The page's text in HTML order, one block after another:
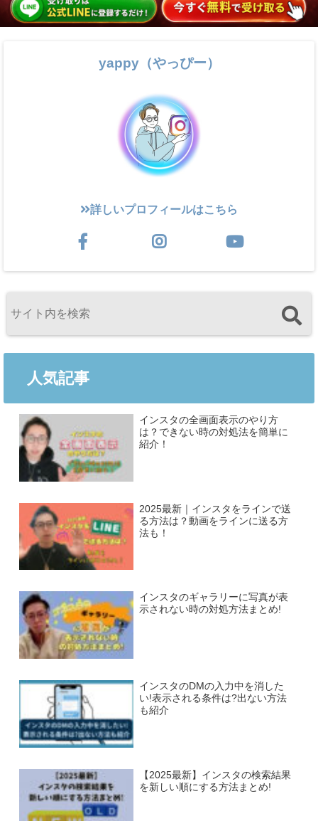
yappy（やっぴー）
詳しいプロフィールはこちら
人気記事
インスタの全画面表示のやり方
は？できない時の対処法を簡単に
紹介！
2025最新｜インスタをラインで送
る方法は？動画をラインに送る方
法も！
インスタのギャラリーに写真が表
示されない時の対処方法まとめ!
インスタのDMの入力中を消した
い!表示される条件は?出ない方法
も紹介
【2025最新】インスタの検索結果
を新しい順にする方法まとめ!